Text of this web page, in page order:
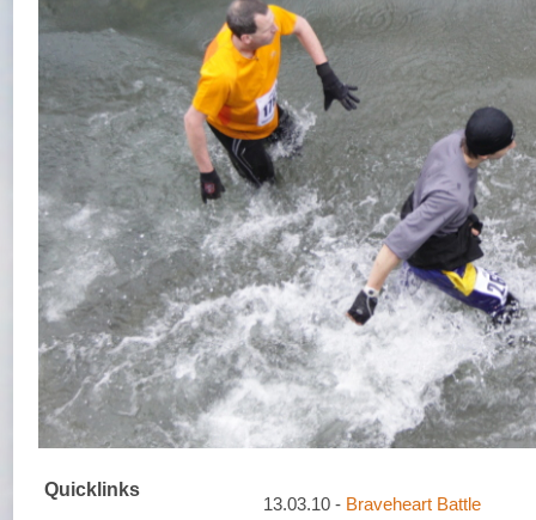
Quicklinks
13.03.10 - Braveheart Battle